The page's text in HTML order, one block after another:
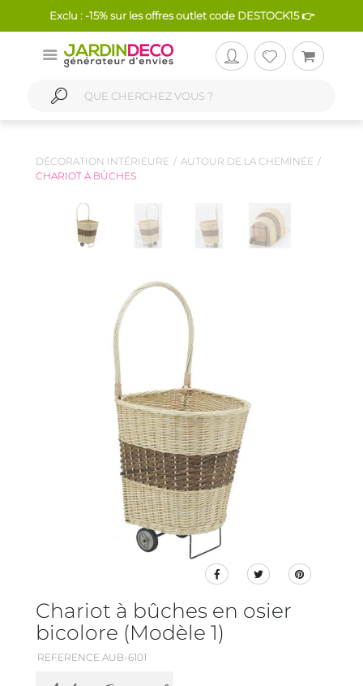
Exclu : -15% sur les offres outlet code DESTOCK15 👉
DÉCORATION INTÉRIEURE
AUTOUR DE LA CHEMINÉE
CHARIOT À BÛCHES
Chariot à bûches en osier
bicolore (Modèle 1)
REFERENCE AUB-6101